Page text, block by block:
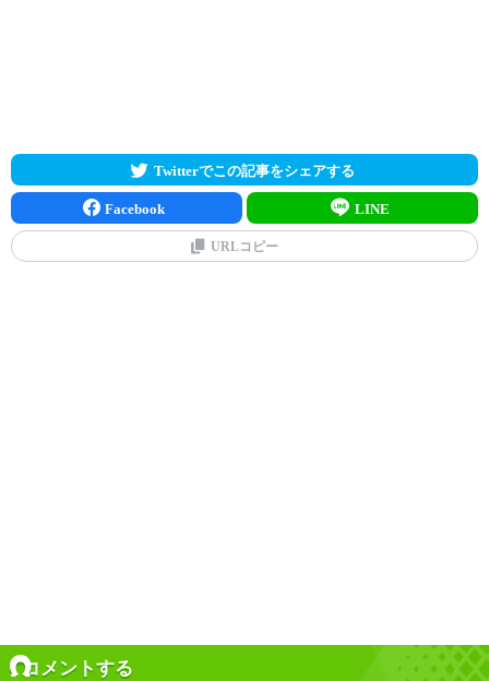
Twitterでこの記事をシェアする
Facebook LINE
URLコピー
コメントする